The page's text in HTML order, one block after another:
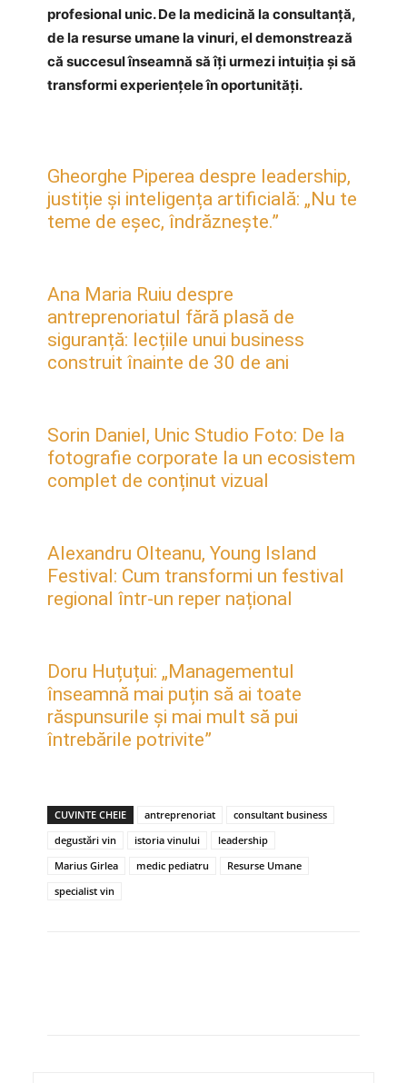
profesional unic. De la medicină la consultanță,
de la resurse umane la vinuri, el demonstrează
că succesul înseamnă să îți urmezi intuiția și să
transformi experiențele în oportunități.
Gheorghe Piperea despre leadership,
justiție și inteligența artificială: „Nu te
teme de eșec, îndrăznește.”
Ana Maria Ruiu despre
antreprenoriatul fără plasă de
siguranță: lecțiile unui business
construit înainte de 30 de ani
Sorin Daniel, Unic Studio Foto: De la
fotografie corporate la un ecosistem
complet de conținut vizual
Alexandru Olteanu, Young Island
Festival: Cum transformi un festival
regional într-un reper național
Doru Huțuțui: „Managementul
înseamnă mai puțin să ai toate
răspunsurile și mai mult să pui
întrebările potrivite”
CUVINTE CHEIE antreprenoriat
consultant business
degustări vin
istoria vinului
leadership
Marius Girlea
medic pediatru
Resurse Umane
specialist vin